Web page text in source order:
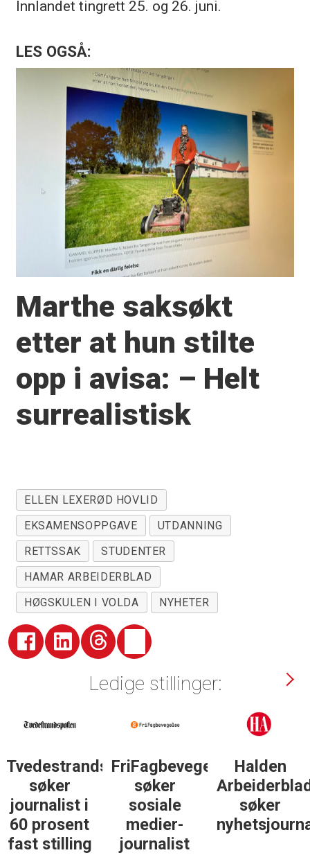
Innlandet tingrett 25. og 26. juni.
LES OGSÅ:
Marthe saksøkt
etter at hun stilte
opp i avisa: – Helt
surrealistisk
ELLEN LEXERØD HOVLID
EKSAMENSOPPGAVE
UTDANNING
RETTSSAK
STUDENTER
HAMAR ARBEIDERBLAD
HØGSKULEN I VOLDA
NYHETER
Ledige stillinger:
Tvedestrandsposten
søker
journalist i
60 prosent
fast stilling
FriFagbevegelse
søker
sosiale
medier-
journalist
Halden
søker